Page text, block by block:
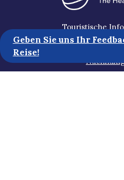
Touristische
Geben Sie uns Ihr
Reise!